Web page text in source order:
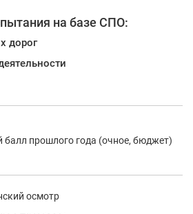
на базе СПО:
дорог
балл прошлого года (очное, бюджет)
осмотр